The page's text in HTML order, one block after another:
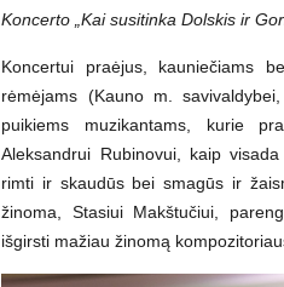
Koncerto „Kai susitinka Dolskis ir
Koncertui praėjus, kauniečiams
rėmėjams (Kauno m.
puikiems muzikantams, kurie
Aleksandrui Rubinovui, kaip
rimti ir skaudūs bei smagūs ir
žinoma, Stasiui Makštučiui,
išgirsti mažiau žinomą